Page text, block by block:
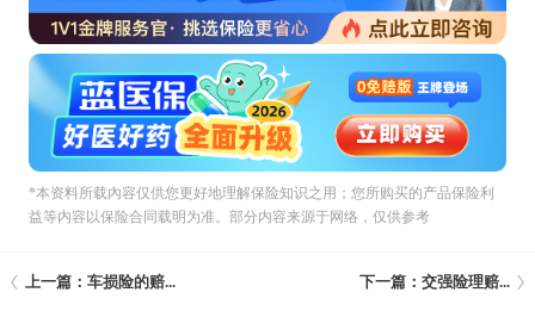
*本资料所载內容仅供您更好地理解保险知识之用；您所购买的产品保险利
益等内容以保险合同载明为准。部分内容来源于网络，仅供参考
上一篇：车损险的赔... 下一篇：交强险理赔...